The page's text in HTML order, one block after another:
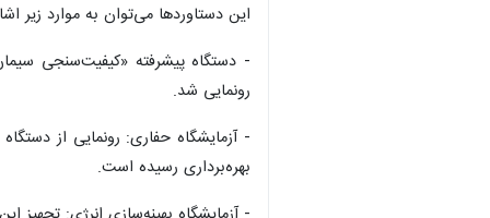
این دستاوردها می‌توان به موارد زیر
- دستگاه پیشرفته «کیفیت‌سنجی
رونمایی شد.
- آزمایشگاه حفاری: رونمایی از
بهره‌برداری رسیده است.